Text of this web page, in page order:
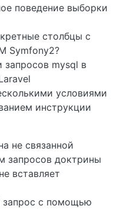
поведение выборки
столбцы с
Symfony2?
запросов mysql в
условиями
инструкции
не связанной
запросов доктрины
вставляет
запрос с помощью